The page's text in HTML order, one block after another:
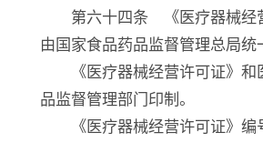
第六十四条 《医疗器械经营
由国家食品药品监督管理总局统
《医疗器械经营许可证》和
品监督管理部门印制。
《医疗器械经营许可证》编